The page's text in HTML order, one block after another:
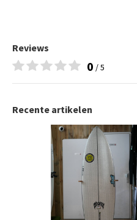
Reviews
0 / 5
Recente artikelen